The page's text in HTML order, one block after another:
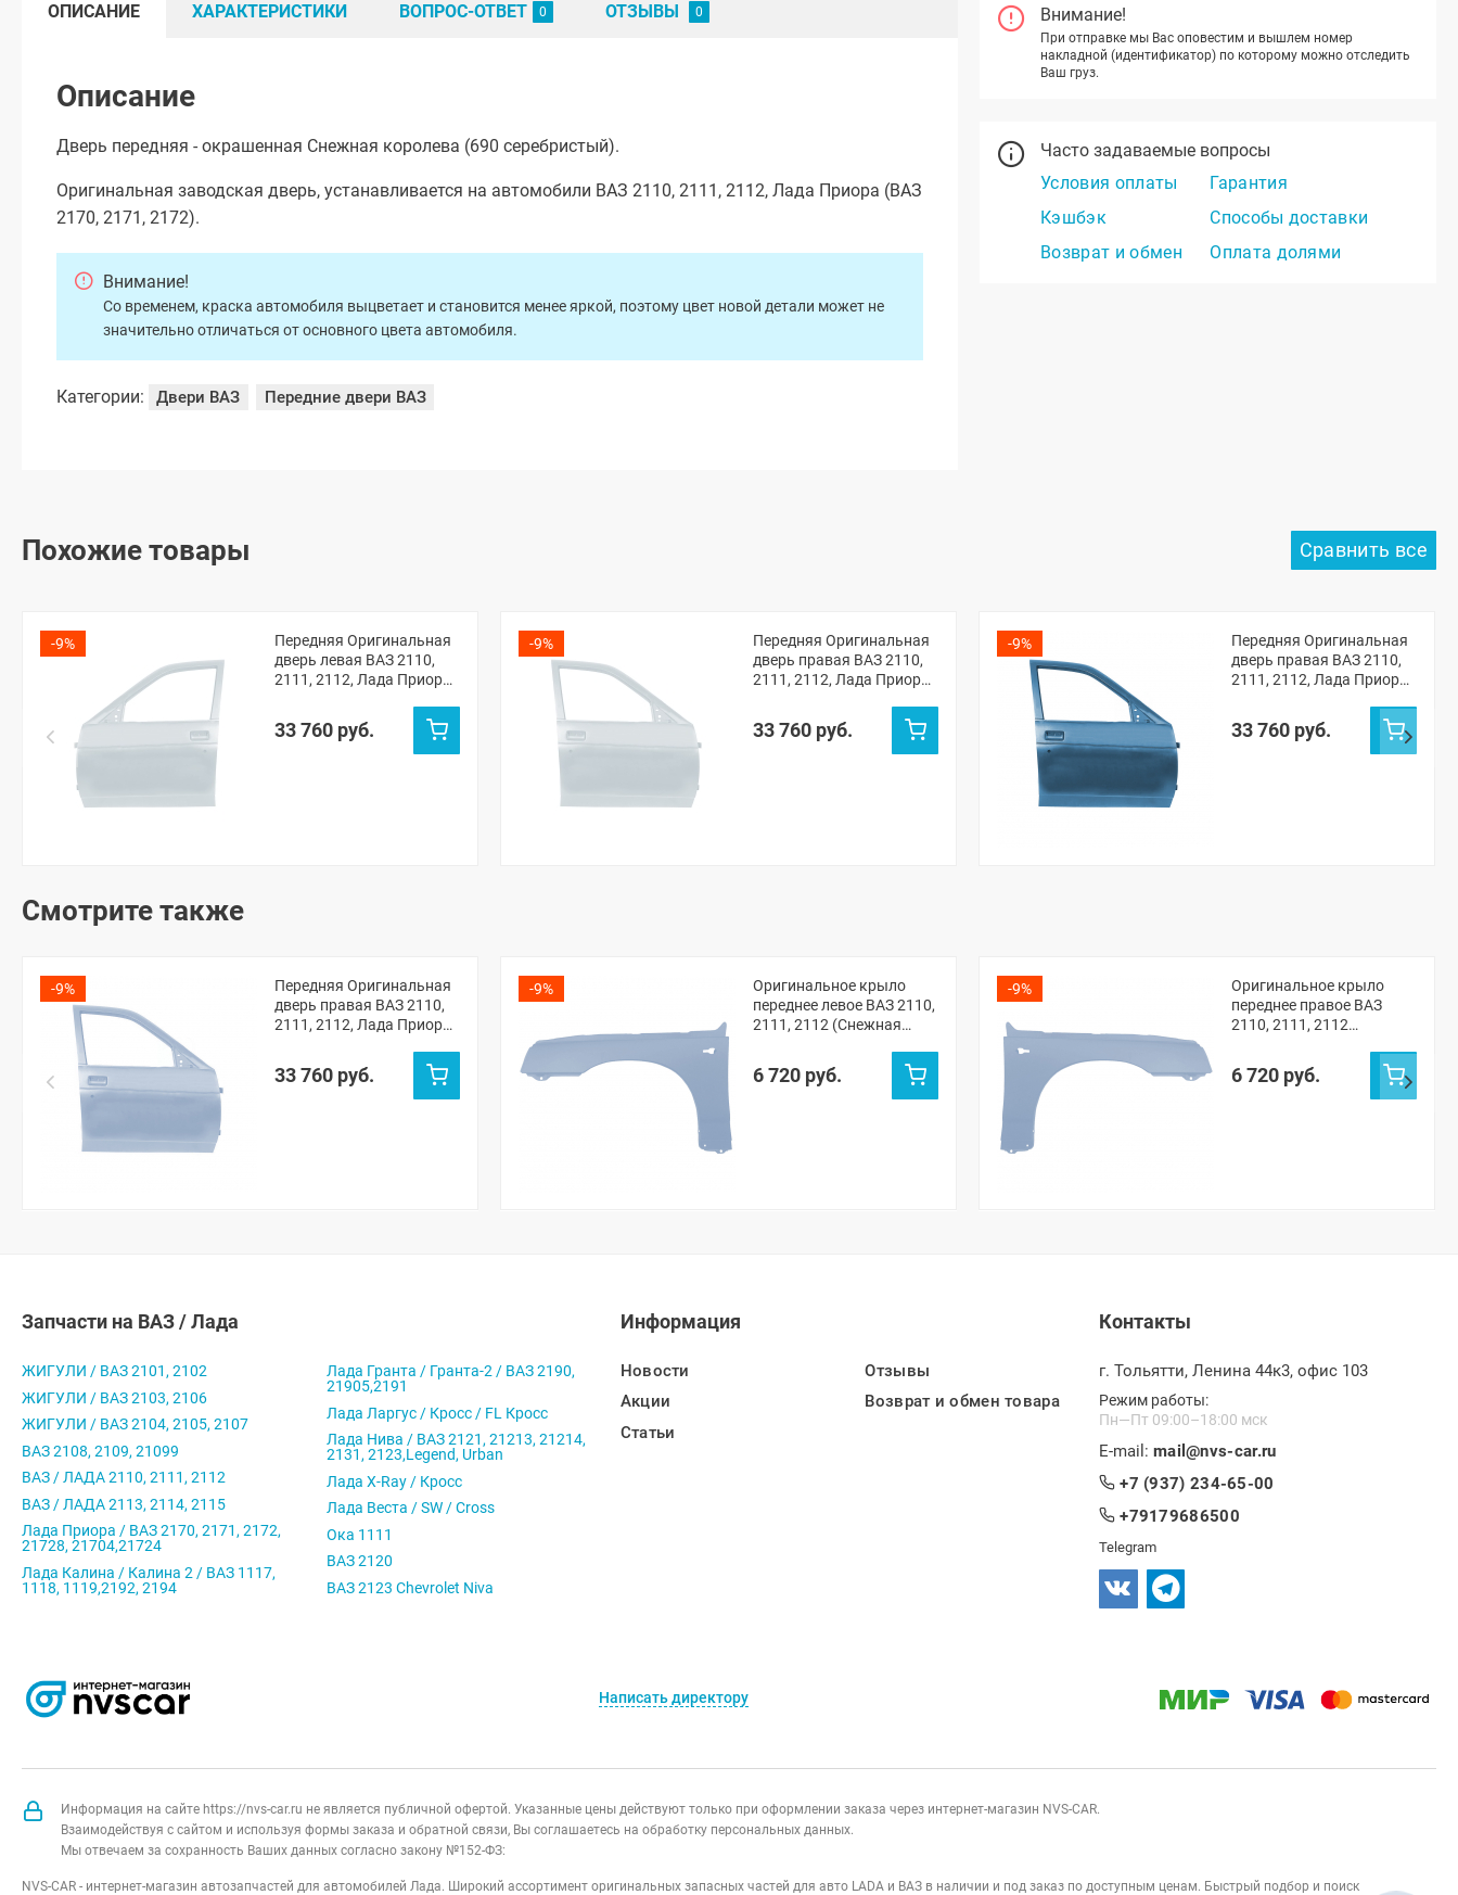
Внимание!
При отправке мы Вас оповестим и вышлем номер
накладной (идентификатор) по которому можно отследить
Ваш груз.
Часто задаваемые вопросы
Условия оплаты
Гарантия
Кэшбэк
Способы доставки
Возврат и обмен
Оплата долями
ОПИСАНИЕ ХАРАКТЕРИСТИКИ ВОПРОС-ОТВЕТ ОТЗЫВЫ
Описание
Дверь передняя - окрашенная Снежная королева (690 серебристый).
Оригинальная заводская дверь, устанавливается на автомобили ВАЗ 2110, 2111, 2112, Лада Приора (ВАЗ
2170, 2171, 2172).
Внимание!
Со временем, краска автомобиля выцветает и становится менее яркой, поэтому цвет новой детали может не
значительно отличаться от основного цвета автомобиля.
Категории: Двери ВАЗ Передние двери ВАЗ
Похожие товары
-9%
Передняя Оригинальная
дверь левая ВАЗ 2110,
2111, 2112, Лада Приора
33 760 руб.
-9%
Передняя Оригинальная
дверь правая ВАЗ 2110,
2111, 2112, Лада Приора
33 760 руб.
-9%
Передняя Оригинальная
дверь правая ВАЗ 2110,
2111, 2112, Лада Приора
33 760 руб.
Смотрите также
-9%
Передняя Оригинальная
дверь правая ВАЗ 2110,
2111, 2112, Лада Приора
33 760 руб.
-9%
Оригинальное крыло
переднее левое ВАЗ 2110,
2111, 2112 (Снежная
6 720 руб.
-9%
Оригинальное крыло
переднее правое ВАЗ
2110, 2111, 2112
6 720 руб.
Запчасти на ВАЗ / Лада
ЖИГУЛИ / ВАЗ 2101, 2102
ЖИГУЛИ / ВАЗ 2103, 2106
ЖИГУЛИ / ВАЗ 2104, 2105, 2107
ВАЗ 2108, 2109, 21099
ВАЗ / ЛАДА 2110, 2111, 2112
ВАЗ / ЛАДА 2113, 2114, 2115
Лада Приора / ВАЗ 2170, 2171, 2172,
21728, 21704,21724
Лада Калина / Калина 2 / ВАЗ 1117,
1118, 1119,2192, 2194
Лада Гранта / Гранта-2 / ВАЗ 2190,
21905,2191
Лада Ларгус / Кросс / FL Кросс
Лада Нива / ВАЗ 2121, 21213, 21214,
2131, 2123,Legend, Urban
Лада X-Ray / Кросс
Лада Веста / SW / Cross
Ока 1111
ВАЗ 2120
ВАЗ 2123 Chevrolet Niva
Информация
Новости
Акции
Статьи
Отзывы
Возврат и обмен товара
Контакты
г. Тольятти, Ленина 44к3, офис 103
Режим работы:
Пн—Пт 09:00–18:00 мск
E-mail: mail@nvs-car.ru
+7 (937) 234-65-00
+79179686500
Telegram
Написать директору
Информация на сайте https://nvs-car.ru не является публичной офертой. Указанные цены действуют только при оформлении заказа через интернет-магазин NVS-CAR.
Взаимодействуя с сайтом и используя формы заказа и обратной связи, Вы соглашаетесь на обработку персональных данных.
Мы отвечаем за сохранность Ваших данных согласно закону №152-ФЗ:
NVS-CAR - интернет-магазин автозапчастей для автомобилей Лада. Широкий ассортимент оригинальных запасных частей для авто LADA и ВАЗ в наличии и под заказ по доступным ценам. Быстрый подбор и поиск